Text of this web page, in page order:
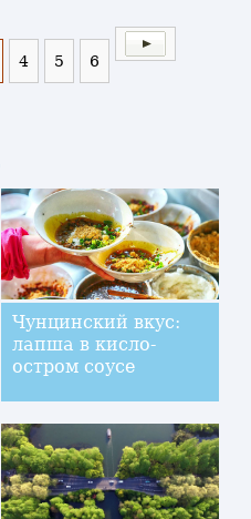
4 5 6
Чунцинский вкус:
лапша в кисло-
остром соусе